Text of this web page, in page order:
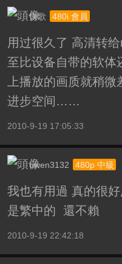
饮歌 480i 會員
用过很久了 高清转
至比设备自带的软体
上播放的画质就稍
进步空间……
2010-9-19 17:05:33
owen3132 480p 中級
我也有用過 真的很
是繁中的 還不賴
2010-9-19 22:42:18